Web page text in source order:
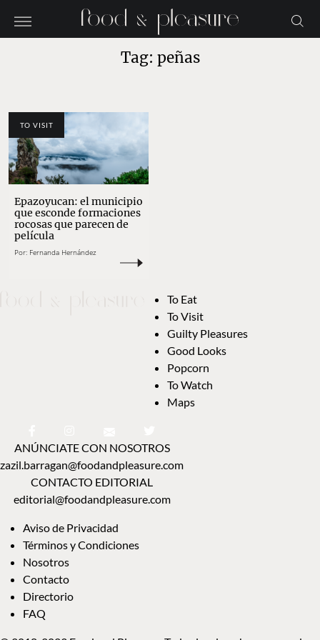
Tag: peñas
TO VISIT
Epazoyucan: el municipio
que esconde formaciones
rocosas que parecen de
película
Por: Fernanda Hernández
To Eat
To Visit
Guilty Pleasures
Good Looks
Popcorn
To Watch
Maps
ANÚNCIATE CON NOSOTROS
zazil.barragan@foodandpleasure.com
CONTACTO EDITORIAL
editorial@foodandpleasure.com
Aviso de Privacidad
Términos y Condiciones
Nosotros
Contacto
Directorio
FAQ